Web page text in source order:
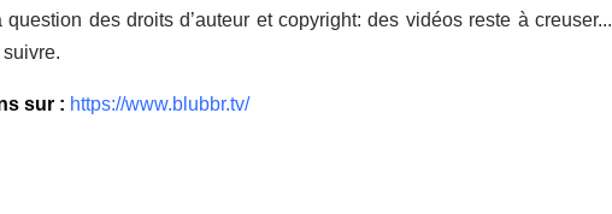
des droits d’auteur et copyright: des vidéos reste à creuser...
sur : https://www.blubbr.tv/
vos photos en ligne avec Picozu